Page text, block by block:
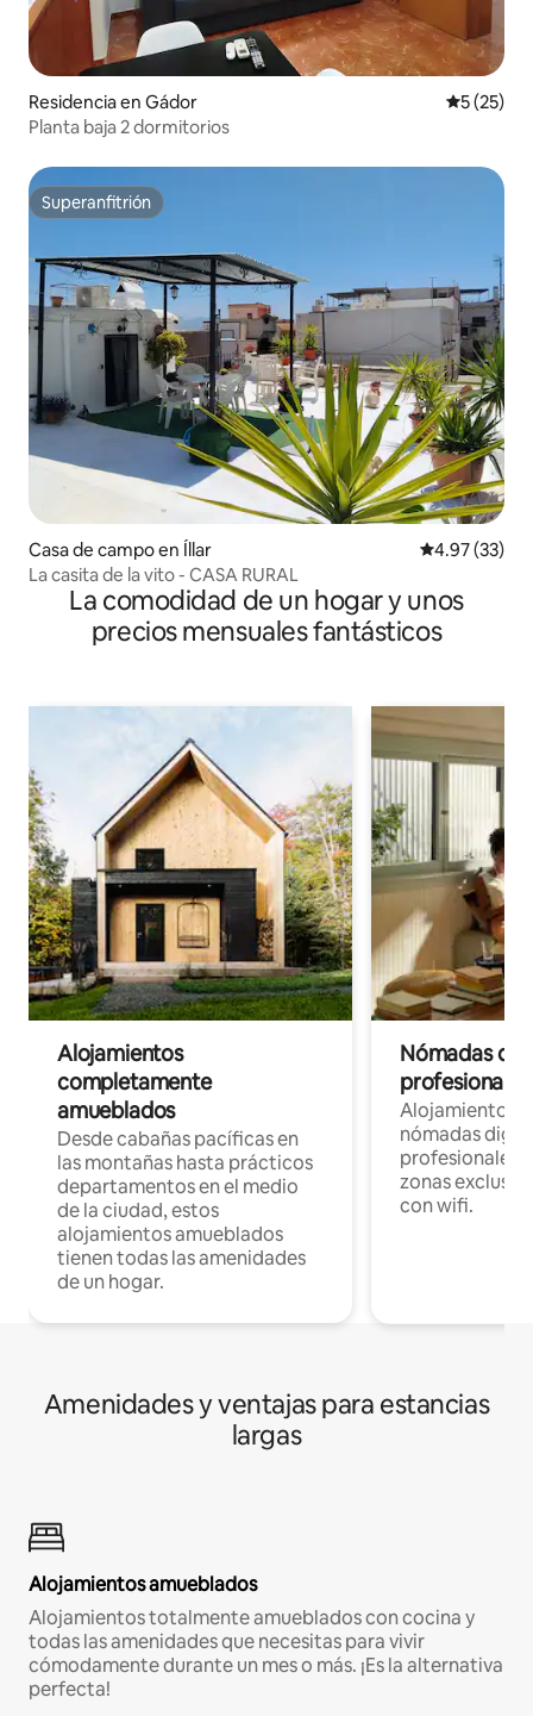
Residencia en Gádor
5 (25)
Planta baja 2 dormitorios
Superanfitrión
Superanfitrión
Casa de campo en Íllar Calificación
4.97 (33)
La casita de la vito - CASA RURAL
La comodidad de un hogar y unos
precios mensuales fantásticos
Alojamientos
completamente
amueblados
Desde cabañas pacíficas en
las montañas hasta prácticos
departamentos en el medio
de la ciudad, estos
alojamientos amueblados
tienen todas las amenidades
de un hogar.
Nómadas
Alojamientos
nómadas
profesionales
zonas
con wifi.
Amenidades y ventajas para estancias
largas
Alojamientos amueblados
Alojamientos totalmente amueblados con cocina y
todas las amenidades que necesitas para vivir
cómodamente durante un mes o más. ¡Es la alternativa
perfecta!